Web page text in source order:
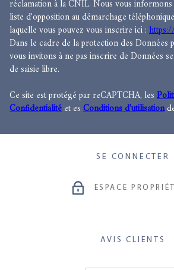
réclamation à la CNIL. Nous vous informons
liste d'opposition au démarchage
laquelle vous pouvez vous inscrire ici :
Dans le cadre de la protection des Données
vous invitons à ne pas inscrire de Données
de saisie libre.
Ce site est protégé par reCAPTCHA, les
Confidentialitéet esConditions d'utilisation
SE CONNECTER
ESPACE
AVIS CLIENTS